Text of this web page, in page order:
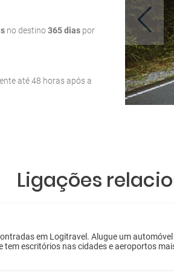
no destino365 dias por
até 48 horas após a
Ligações
em Logitravel. Alugue um
escritórios nas cidades e aeroportos